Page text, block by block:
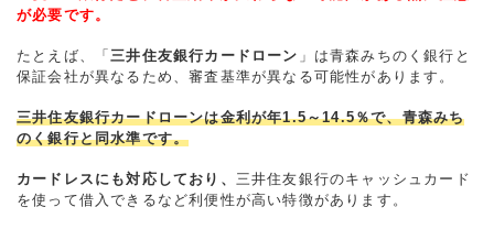
が必要です。
たとえば、「 三井住友銀行カードローン 」は青森みちのく銀行と
保証会社が異なるため、審査基準が異なる可能性があります。
三井住友銀行カードローンは金利が年1.5～14.5％で、青森みち
のく銀行と同水準です。
カードレスにも対応しており、 三井住友銀行のキャッシュカード
を使って借入できるなど利便性が高い特徴があります。